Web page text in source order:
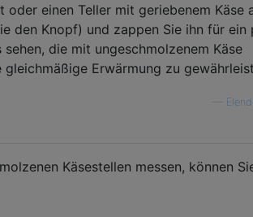
einen Teller mit geriebenem Käse
den Knopf) und zappen Sie ihn für ein
die mit ungeschmolzenem Käse
Erwärmung zu
Käsestellen messen, können